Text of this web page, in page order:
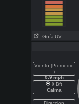
Guía UV
Viento (Promedio
)
0.9 mph
0 Bft
Calma
Direccion